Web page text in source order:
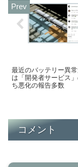
最近のバッテリー異
は「開発者サービス
ち悪化の報告多数
コメント